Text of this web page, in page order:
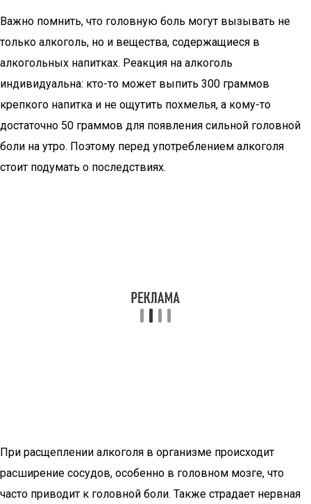
Важно помнить, что головную боль могут вызывать не
только алкоголь, но и вещества, содержащиеся в
алкогольных напитках. Реакция на алкоголь
индивидуальна: кто-то может выпить 300 граммов
крепкого напитка и не ощутить похмелья, а кому-то
достаточно 50 граммов для появления сильной головной
боли на утро. Поэтому перед употреблением алкоголя
стоит подумать о последствиях.
При расщеплении алкоголя в организме происходит
расширение сосудов, особенно в головном мозге, что
часто приводит к головной боли. Также страдает нервная